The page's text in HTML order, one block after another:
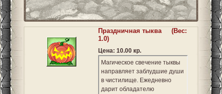
Праздничная тыква
(Вес:
1.0)
Цена: 10.00 кр.
Магическое свечение тыквы
направляет заблудшие души
в чистилище. Ежедневно
дарит обладателю